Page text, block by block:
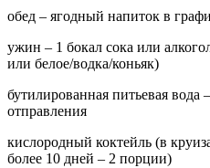
обед – ягодный напиток в
ужин – 1 бокал сока или
или белое/водка/коньяк)
бутилированная питьевая вода
отправления
кислородный коктейль (в
более 10 дней – 2 порции)